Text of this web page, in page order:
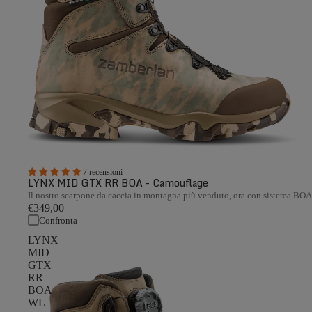
7 recensioni
LYNX MID GTX RR BOA - Camouflage
Il nostro scarpone da caccia in montagna più venduto, ora con sistema
€349,00
Confronta
LYNX
MID
GTX
RR
BOA
WL